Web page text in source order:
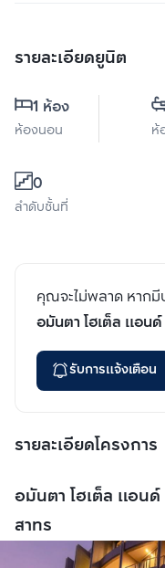
รายละเอียดยูนิต
1 ห้อง
ห้องนอน ห้
0
ลำดับชั้นที่
คุณจะไม่พลาด หากมี
อมันตา โฮเต็ล แอน
รับการแจ้งเตือน
รายละเอียดโครงการ
อมันตา โฮเต็ล แอนด์
สาทร